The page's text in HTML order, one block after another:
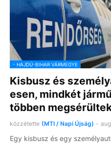
- HAJDÚ-BIHAR VÁRMEGYE
Kisbusz és
esen, mindkét
többen
közzétette (MTI / Napi Újság) -
Egy kisbusz és egy